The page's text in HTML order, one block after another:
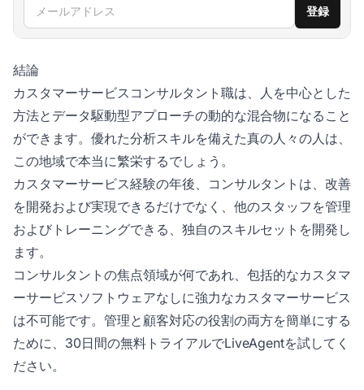
メールアドレス 登録
結論
カスタマーサービスコンサルタント職は、人を中心とした
方法とデータ駆動型アプローチの動的な混合物になること
ができます。優れた分析スキルを備えた真の人々の人は、
この地域で本当に繁栄するでしょう。
カスタマーサービス経験の年後、コンサルタントは、改善
を開発および実現できるだけでなく、他のスタッフを管理
およびトレーニングできる、独自のスキルセットを開発し
ます。
コンサルタントの焦点領域が何であれ、包括的なカスタマ
ーサービスソフトウェアなしに強力なカスタマーサービス
は不可能です。管理と顧客対応の役割の両方を簡単にする
ために、30日間の無料トライアルでLiveAgentを試してく
ださい。